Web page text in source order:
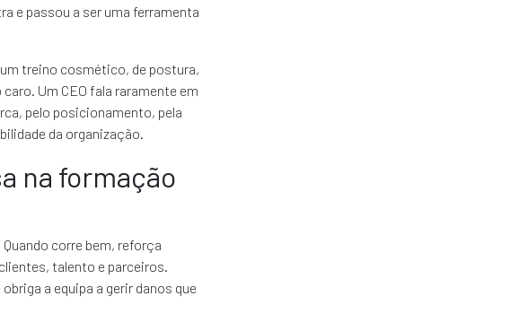
e passou a ser uma ferramenta
treino cosmético, de postura,
Um CEO fala raramente em
pelo posicionamento, pela
da organização.
na formação
corre bem, reforça
talento e parceiros.
a equipa a gerir danos que